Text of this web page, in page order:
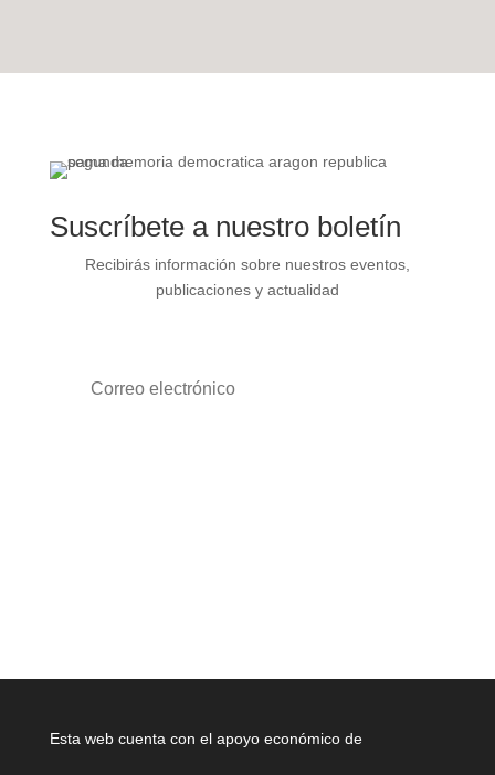
Suscríbete a nuestro boletín
Recibirás información sobre nuestros eventos,
publicaciones y actualidad
Esta web cuenta con el apoyo económico de